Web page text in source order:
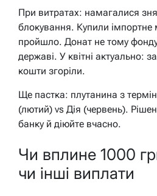
При витратах: намагалися
блокування. Купили імпортне
пройшло. Донат не тому
державі. У квітні актуально:
кошти згоріли.
Ще пастка: плутанина з
(лютий) vs Дія (червень).
банку й діюйте вчасно.
Чи вплине 1000
чи інші виплати